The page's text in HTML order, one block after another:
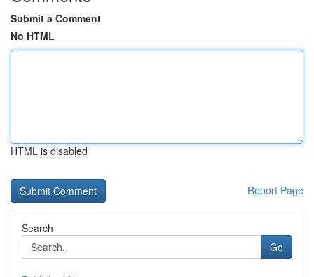
Submit a Comment
No HTML
HTML is disabled
Report Page
Search
Go